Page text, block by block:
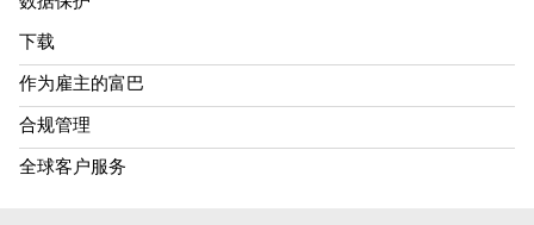
下载
作为雇主的富巴
合规管理
全球客户服务